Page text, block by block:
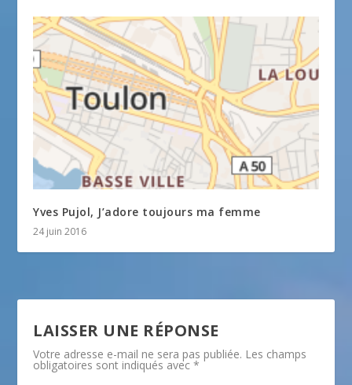
Yves Pujol, J’adore toujours ma femme
24 juin 2016
LAISSER UNE RÉPONSE
Votre adresse e-mail ne sera pas publiée. Les champs
obligatoires sont indiqués avec*